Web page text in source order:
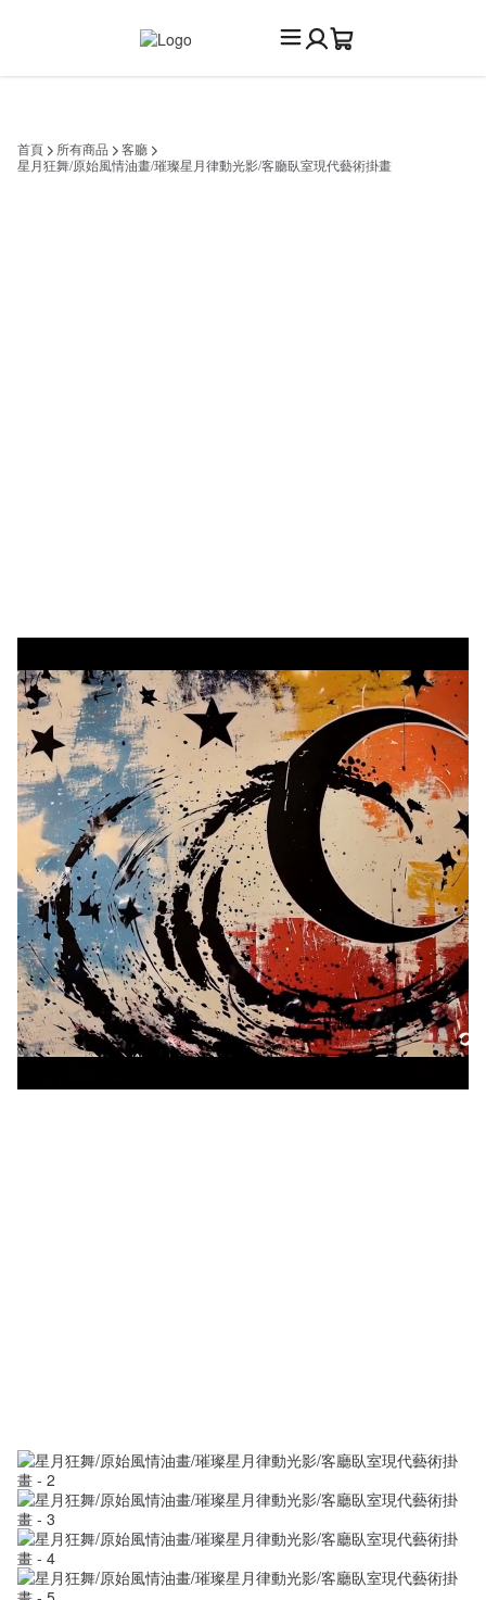
首頁 所有商品
客廳
星月狂舞/原始風情油畫/璀璨星月律動光影/客廳臥室現代藝術掛畫